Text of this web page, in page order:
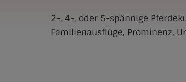
2-, 4-, oder 5-spännige
Familienausflüge, Prominenz,